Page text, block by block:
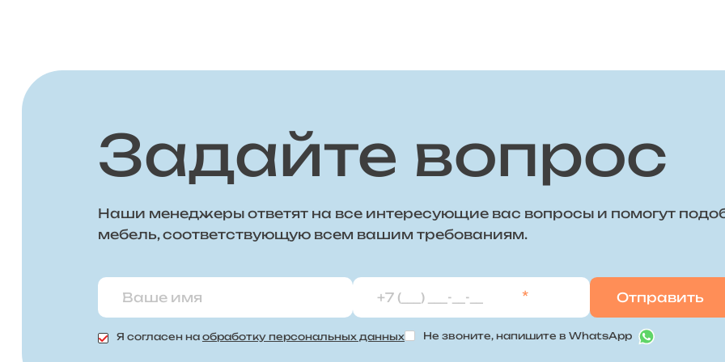
Задайте вопрос
Наши менеджеры ответят на все интересующие вас вопросы и помогут
мебель, соответствующую всем вашим требованиям.
*
Я согласен на обработку персональных данных Не звоните, напишите в WhatsApp